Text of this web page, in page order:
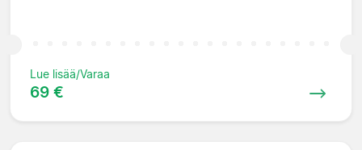
Lue lisää/Varaa
69 €